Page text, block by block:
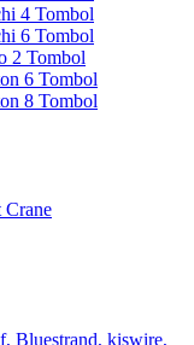
4 Tombol
6 Tombol
2 Tombol
6 Tombol
8 Tombol
Crane
Bluestrand, kiswire,